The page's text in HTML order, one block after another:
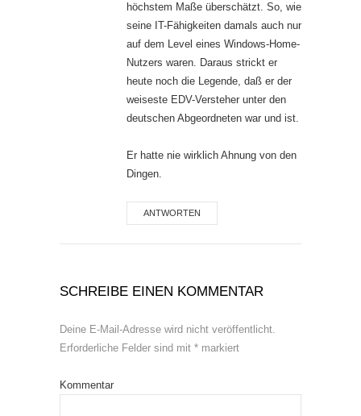
höchstem Maße überschätzt. So, wie
seine IT-Fähigkeiten damals auch nur
auf dem Level eines Windows-Home-
Nutzers waren. Daraus strickt er
heute noch die Legende, daß er der
weiseste EDV-Versteher unter den
deutschen Abgeordneten war und ist.
Er hatte nie wirklich Ahnung von den
Dingen.
ANTWORTEN
SCHREIBE EINEN KOMMENTAR
Deine E-Mail-Adresse wird nicht veröffentlicht.
Erforderliche Felder sind mit * markiert
Kommentar